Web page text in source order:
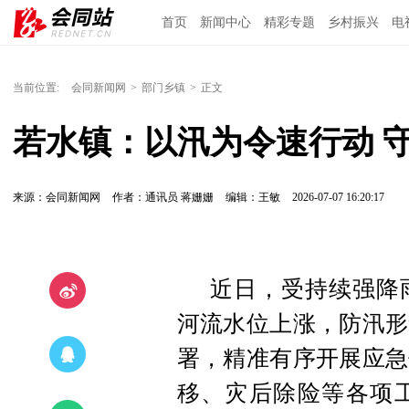
首页 新闻中心 精彩专题 乡村振兴 电
当前位置: 会同新闻网 > 部门乡镇 > 正文
若水镇：以汛为令速行动
来源：会同新闻网 作者：通讯员 蒋姗姗 编辑：王敏 2026-07-07 16:20:17
近日，受持续强降
河流水位上涨，防汛
署，精准有序开展应
移、灾后除险等各项